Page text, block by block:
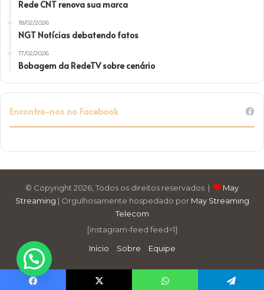
Rede CNT renova sua marca
18/02/2026
NGT Notícias debatendo fatos
17/02/2026
Bobagem da RedeTV sobre cenário
Encontre-nos no Facebook
© Copyright 2026, Todos os direitos reservados |
May
Streaming | Orgulhosamente hospedado por May Streaming
Telecom
[instagram-feed feed=1]
Início
Sobre Equipe